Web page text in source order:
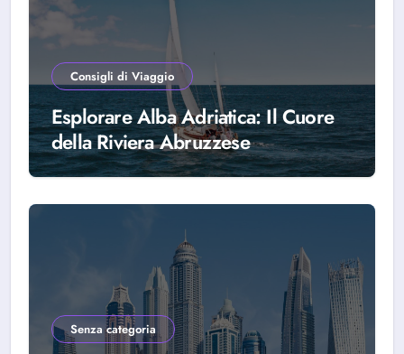
Consigli di Viaggio
Esplorare Alba Adriatica: Il Cuore
della Riviera Abruzzese
Senza categoria